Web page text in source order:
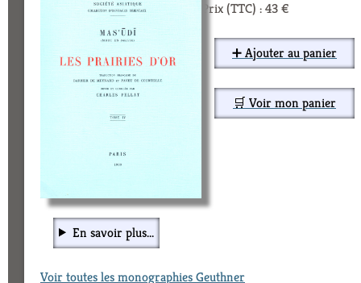
Prix (TTC) : 43 €
➕ Ajouter au panier
🛒 Voir mon panier
En savoir plus...
Voir toutes les monographies Geuthner